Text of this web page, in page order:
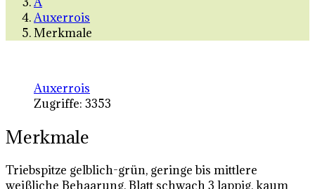
Auxerrois
Merkmale
Auxerrois
Zugriffe: 3353
Merkmale
Triebspitze gelblich-grün, geringe bis mittlere
weißliche Behaarung, Blatt schwach 3 lappig, kaum